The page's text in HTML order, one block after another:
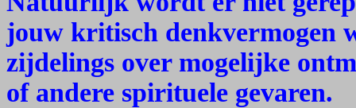
jouw kritisch denkvermogen
zijdelings over mogelijke
of andere spirituele gevaren.